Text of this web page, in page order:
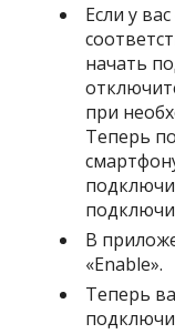
Если у
начать
при
Теперь
В
«Enable».
Теперь